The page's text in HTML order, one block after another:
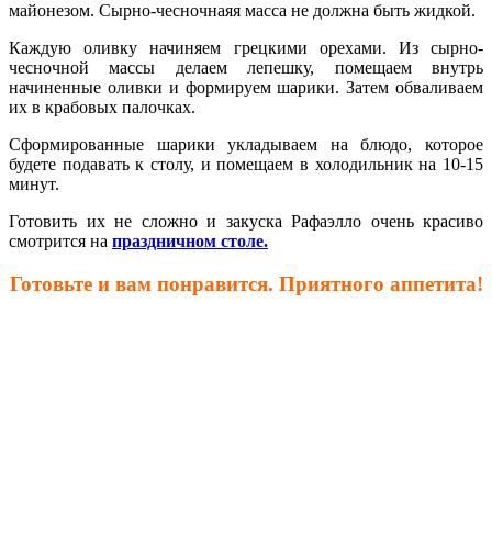
майонезом. Сырно-чесночнаяя масса не должна быть жидкой.
Каждую оливку начиняем грецкими орехами. Из сырно-
чесночной массы делаем лепешку, помещаем внутрь
начиненные оливки и формируем шарики. Затем обваливаем
их в крабовых палочках.
Сформированные шарики укладываем на блюдо, которое
будете подавать к столу, и помещаем в холодильник на 10-15
минут.
Готовить их не сложно и закуска Рафаэлло очень красиво
смотрится на праздничном столе.
Готовьте и вам понравится. Приятного аппетита!